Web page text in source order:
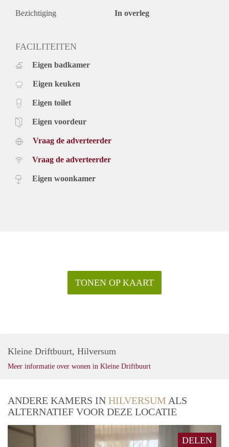
Bezichtiging In overleg
FACILITEITEN
Eigen badkamer
Eigen keuken
Eigen toilet
Eigen voordeur
Vraag de adverteerder
Vraag de adverteerder
Eigen woonkamer
TONEN OP KAART
Kleine Driftbuurt, Hilversum
Meer informatie over wonen in Kleine Driftbuurt
ANDERE KAMERS IN HILVERSUM ALS
ALTERNATIEF VOOR DEZE LOCATIE
DELEN